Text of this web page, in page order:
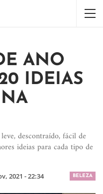
ANO
IDEIAS
NA
descontraído, fácil de
ideias para cada tipo de
BELEZA
2021 - 22:34